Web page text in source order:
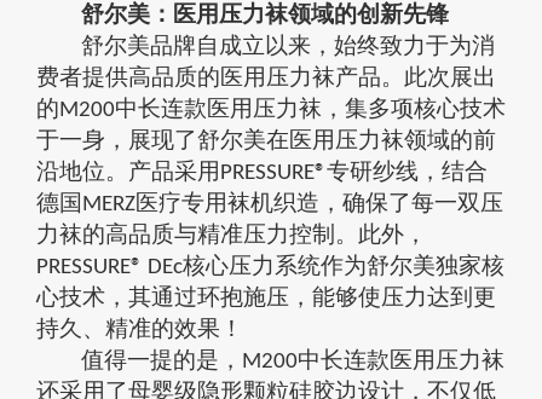
舒尔美：医用压力袜领域的创新先锋
舒尔美品牌自成立以来，始终致力于为消
费者提供高品质的医用压力袜产品。此次展出
的M200中长连款医用压力袜，集多项核心技术
于一身，展现了舒尔美在医用压力袜领域的前
沿地位。产品采用 PRESSURE®专研纱线，结合
德国 MERZ 医疗专用袜机织造，确保了每一双压
力袜的高品质与精准压力控制。此外，
PRESSURE® DEc核心压力系统作为舒尔美独家核
心技术 ， 其通过环抱施压，能够使压力达到更
持久、精准的效果！
值得一提的是， M200中长连款医用压力袜
还采用了母婴级隐形颗粒硅胶边设计，不仅低